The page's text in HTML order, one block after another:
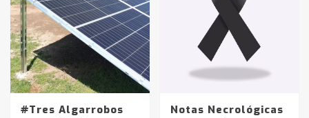
#Tres Algarrobos
Notas Necrológicas